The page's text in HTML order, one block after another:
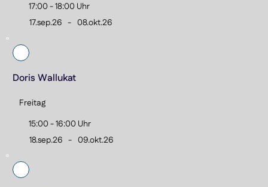
17:00 - 18:00 Uhr
17.sep.26 - 08.okt.26
Doris Wallukat
Freitag
15:00 - 16:00 Uhr
18.sep.26 - 09.okt.26